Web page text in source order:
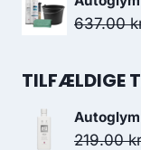
637.00
TILFÆLDIGE
Autoglym
219.00